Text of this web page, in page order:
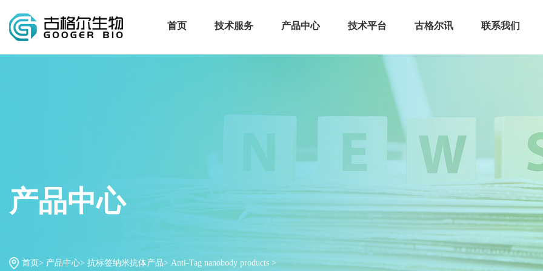
首页 技术服务 产品中心 技术平台 古格尔讯 联系我们
产品中心
首页> 产品中心> 抗标签纳米抗体产品> Anti-Tag nanobody products >